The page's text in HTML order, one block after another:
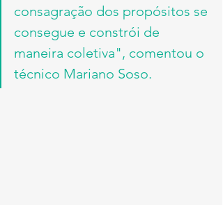
consagração dos propósitos se
consegue e constrói de
maneira coletiva", comentou o
técnico Mariano Soso.